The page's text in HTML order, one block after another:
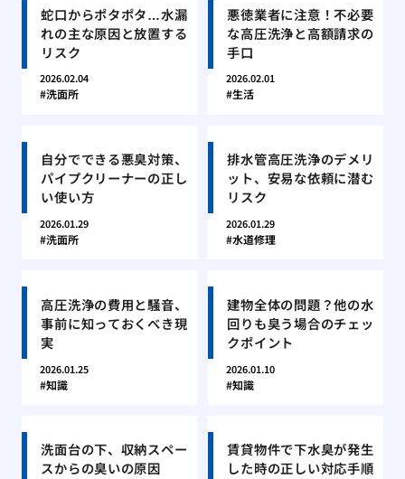
蛇口からポタポタ…水漏
れの主な原因と放置する
リスク
2026.02.04
洗面所
悪徳業者に注意！不必要
な高圧洗浄と高額請求の
手口
2026.02.01
生活
自分でできる悪臭対策、
パイプクリーナーの正し
い使い方
2026.01.29
洗面所
排水管高圧洗浄のデメリ
ット、安易な依頼に潜む
リスク
2026.01.29
水道修理
高圧洗浄の費用と騒音、
事前に知っておくべき現
実
2026.01.25
知識
建物全体の問題？他の水
回りも臭う場合のチェッ
クポイント
2026.01.10
知識
洗面台の下、収納スペー
スからの臭いの原因
賃貸物件で下水臭が発生
した時の正しい対応手順